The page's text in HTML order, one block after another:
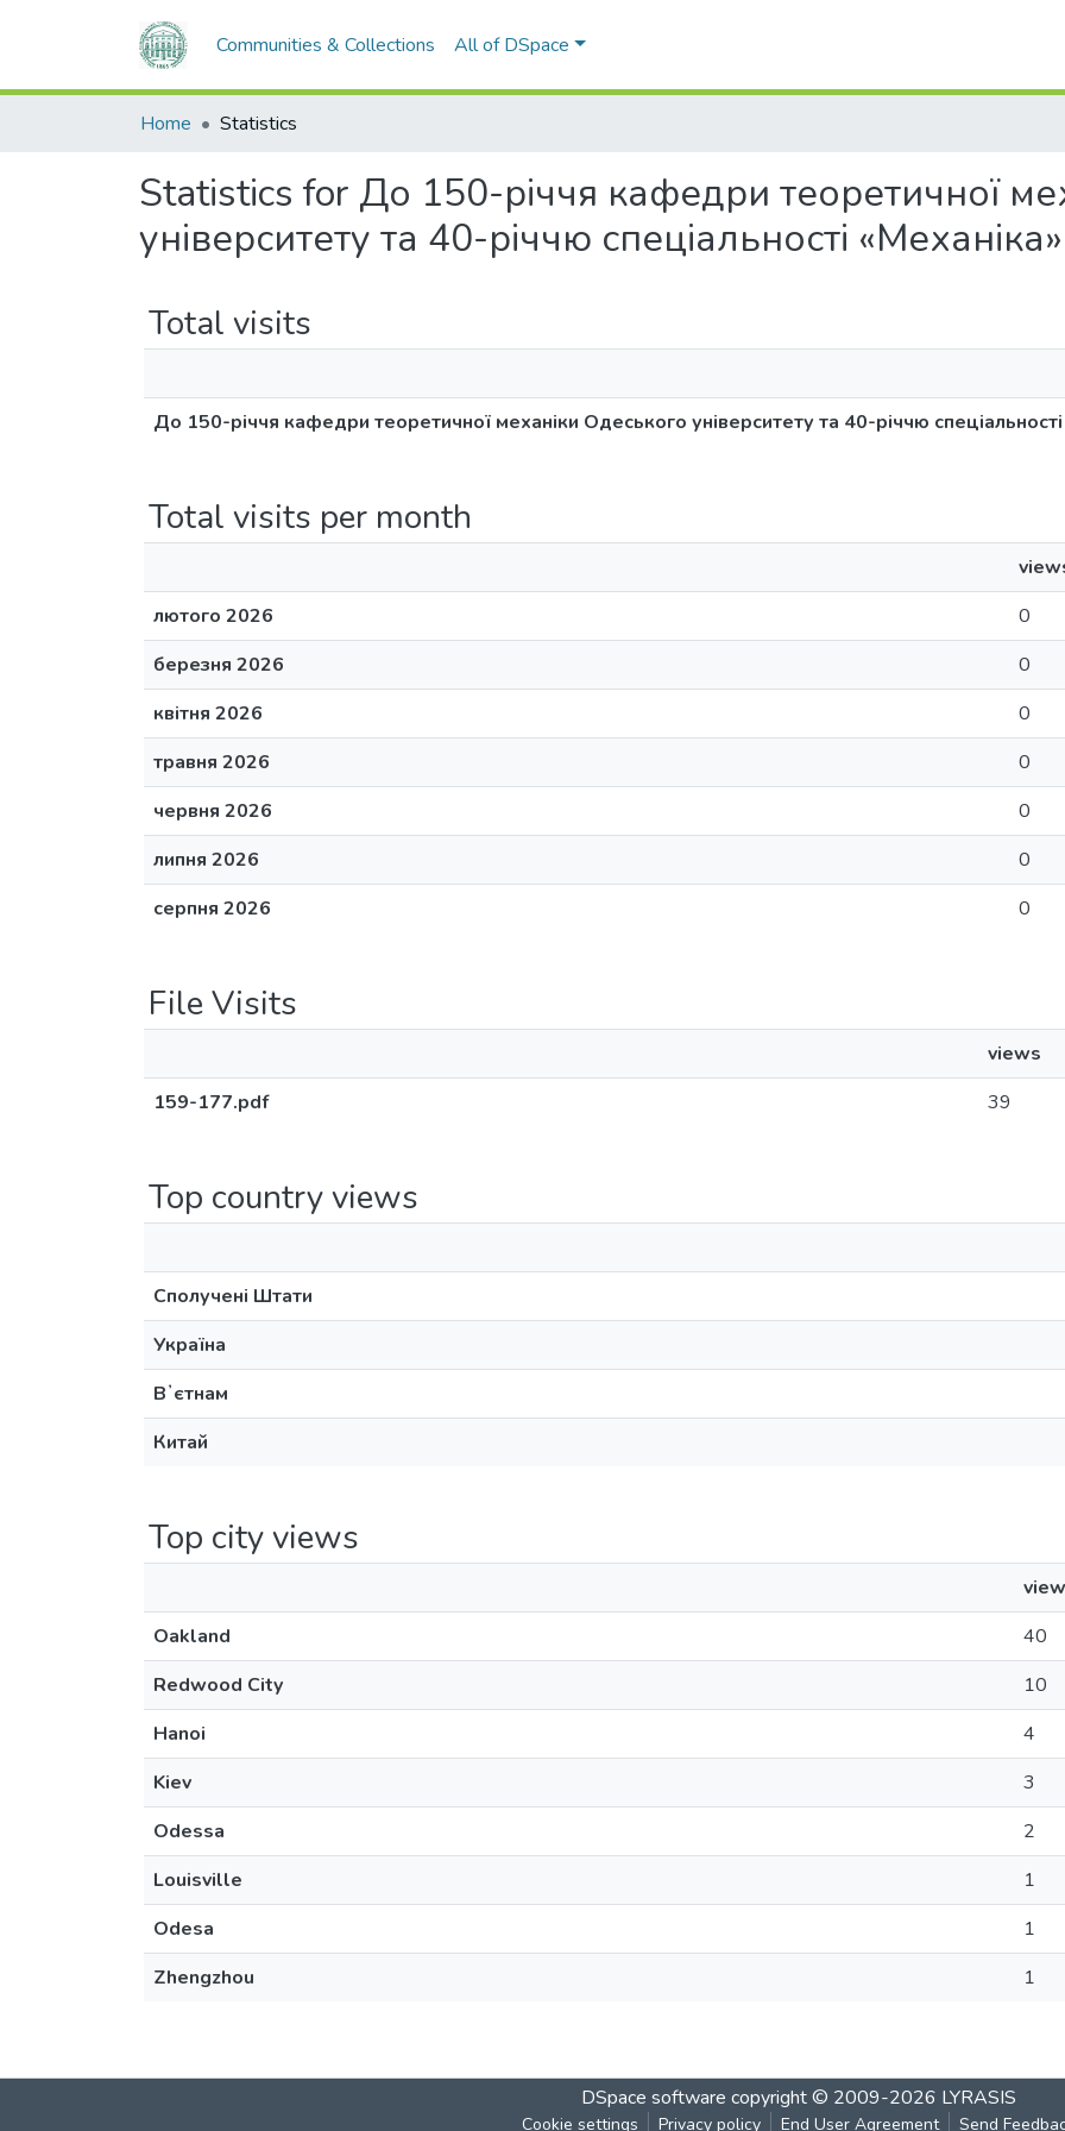
Communities & Collections All of DSpace
Home Statistics
Statistics for До 150-річчя кафедри теоретичної
університету та 40-річчю спеціальності «Механіка»
Total visits
До 150-річчя кафедри теоретичної механіки Одеського університету та 40-річчю
Total visits per month
лютого 2026
0
березня 2026
0
квітня 2026
0
травня 2026
0
червня 2026
0
липня 2026
0
серпня 2026
0
File Visits
views
159-177.pdf
39
Top country views
Сполучені Штати
Україна
Вʼєтнам
Китай
Top city views
Oakland
40
Redwood City
10
Hanoi
4
Kiev
3
Odessa
2
Louisville
1
Odesa
1
Zhengzhou
1
DSpace software copyright © 2009-2026 LYRASIS
Cookie settings Privacy policy End User Agreement Send